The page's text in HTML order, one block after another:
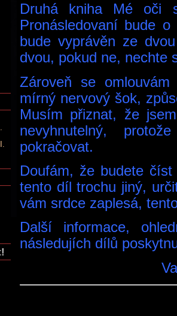
Druhá kniha Mé oči
Pronásledovaní bude
bude vyprávěn ze
dvou, pokud ne, nechte
Zároveň se
mírný nervový šok,
Musím přiznat, že
nevyhnutelný,
pokračovat.
Doufám, že budete
tento díl trochu jiný,
vám srdce zaplesá,
Další informace,
následujích dílů